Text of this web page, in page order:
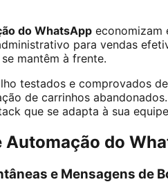
do WhatsApp economizam
para vendas
mantêm à frente.
testados e comprovados de
de carrinhos
que se adapta à sua
Automação do
e Mensagens de